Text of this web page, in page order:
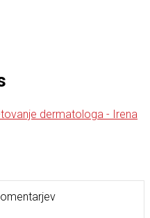
dermatologa - Irena